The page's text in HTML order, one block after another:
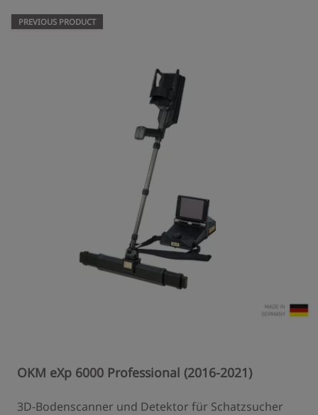
PREVIOUS PRODUCT
OKM eXp 6000 Professional (2016-2021)
3D-Bodenscanner und Detektor für Schatzsucher